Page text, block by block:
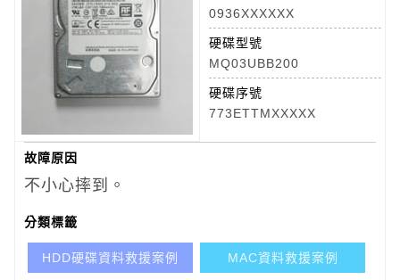
0936XXXXXX
硬碟型號
MQ03UBB200
硬碟序號
773ETTMXXXXX
故障原因
不小心摔到。
分類標籤
HDD硬碟資料救援案例 MAC資料救援案例